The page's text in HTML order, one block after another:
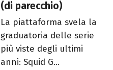
(di parecchio)
La piattaforma svela la
graduatoria delle serie
più viste degli ultimi
anni: Squid G...